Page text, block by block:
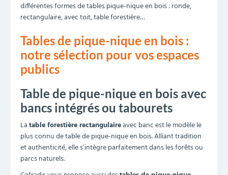
Table de pique-nique bois - Vente à la palette